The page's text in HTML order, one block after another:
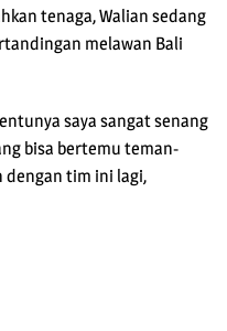
tenaga, Walian sedang
melawan Bali
saya sangat senang
bisa bertemu teman-
dengan tim ini lagi,